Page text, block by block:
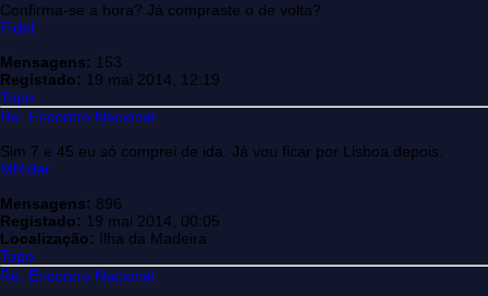
Confirma-se a hora? Já compraste o de volta?
Fidel
Mensagens: 153
Registado: 19 mai 2014, 12:19
Topo
Re: Encontro Nacional
Sim 7 e 45 eu só comprei de ida. Já vou ficar por Lisboa depois.
MRider
Mensagens: 896
Registado: 19 mai 2014, 00:05
Localização: Ilha da Madeira
Topo
Re: Encontro Nacional